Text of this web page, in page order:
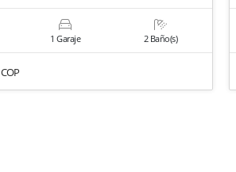
1 Garaje 2 Baño(s)
COP